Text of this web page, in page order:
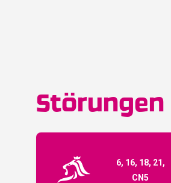
Störungen
6, 16, 18, 21,
CN5